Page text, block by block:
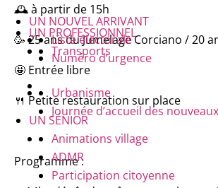
UN PROFESSIONNEL
Transports
UN SÉNIOR
Animations village
ADMR
Participation citoyenne
UN NOUVEL ARRIVANT
Liste électorale
Numéro d’urgence
Urbanisme
Journée d’accueil des
🕰️ à partir de 15h
🥳 25 ans du Jumelage Corciano / 20
🤩 Entrée libre
🍴 Petite restauration sur place
Programme :